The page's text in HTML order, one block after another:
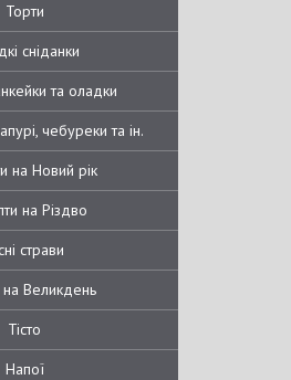
Торти
сніданки
та оладки
чебуреки та ін.
на Новий рік
на Різдво
страви
на Великдень
Тісто
Напої